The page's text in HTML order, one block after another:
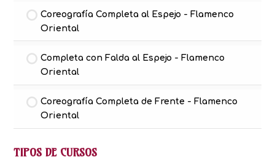
Coreografía Completa al Espejo - Flamenco
Oriental
Completa con Falda al Espejo - Flamenco
Oriental
Coreografía Completa de Frente - Flamenco
Oriental
TIPOS DE CURSOS